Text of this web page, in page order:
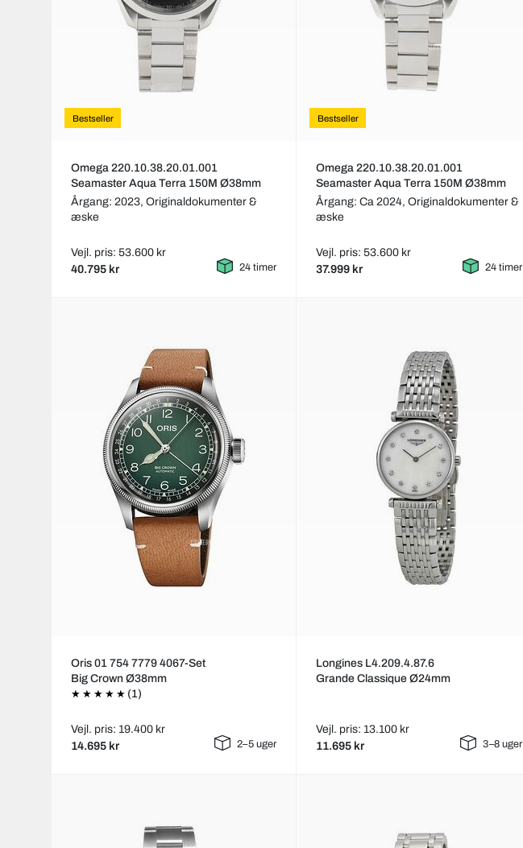
Bestseller
Omega 220.10.38.20.01.001
Seamaster Aqua Terra 150M Ø38mm
Årgang: 2023, Originaldokumenter &
æske
Vejl. pris: 53.600 kr
40.795 kr 24 timer
Bestseller
Omega 220.10.38.20.01.001
Seamaster Aqua Terra 150M Ø38mm
Årgang: Ca 2024,Originaldokumenter &
æske
Vejl. pris: 53.600 kr
37.999 kr 24 timer
Oris 01 754 7779 4067-Set
Big Crown Ø38mm
(1)
Vejl. pris: 19.400 kr
14.695 kr 2–5 uger
Longines L4.209.4.87.6
Grande Classique Ø24mm
Vejl. pris: 13.100 kr
11.695 kr 3–8 uger